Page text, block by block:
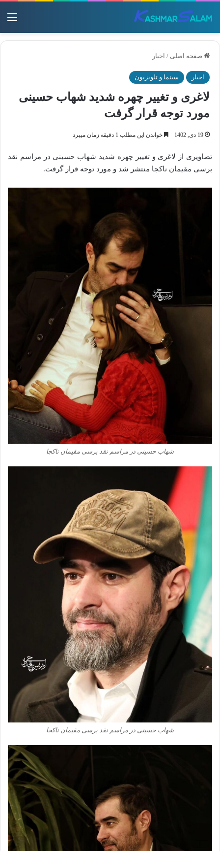
صفحه اصلی / اخبار
اخبار سینما و تلویزیون
لاغری و تغییر چهره شدید شهاب حسینی
مورد توجه قرار گرفت
19 دی, 1402 خواندن این مطلب 1 دقیقه زمان میبرد
تصاویری از لاغری و تغییر چهره شدید شهاب حسینی در مراسم نقد
برسی مقیمان ناکجا منتشر شد و مورد توجه قرار گرفت.
شهاب حسینی در مراسم نقد برسی مقیمان ناکجا
شهاب حسینی در مراسم نقد برسی مقیمان ناکجا